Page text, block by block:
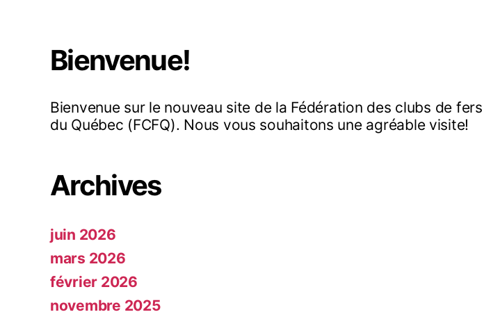
Bienvenue!
Bienvenue sur le nouveau site de la Fédération des clubs de fers
du Québec (FCFQ). Nous vous souhaitons une agréable visite!
Archives
juin 2026
mars 2026
février 2026
novembre 2025